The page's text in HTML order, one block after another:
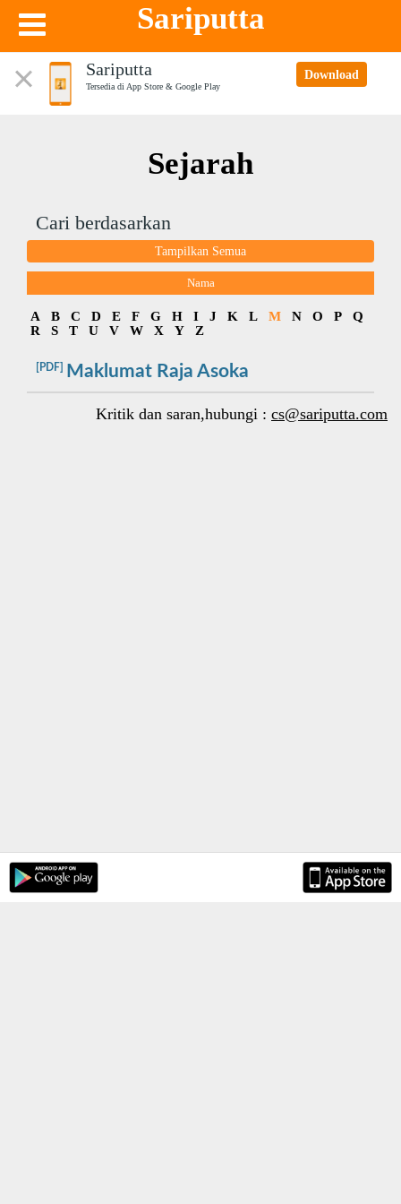
Sariputta
Sariputta
Tersedia di App Store & Google Play
Download
Sejarah
Cari berdasarkan
Tampilkan Semua
Nama
A B C D E F G H I J K L M N O P
Q
R
S T U V W X Y Z
[PDF] Maklumat Raja Asoka
Kritik dan saran,hubungi : cs@sariputta.com